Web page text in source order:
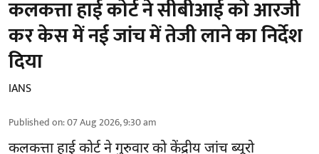
कलकत्ता हाई कोर्ट ने सीबीआई को आरजी
कर केस में नई जांच में तेजी लाने का निर्देश
दिया
IANS
Published on:07 Aug 2026, 9:30 am
कलकत्ता हाई कोर्ट ने गुरुवार को केंद्रीय जांच ब्यूरो